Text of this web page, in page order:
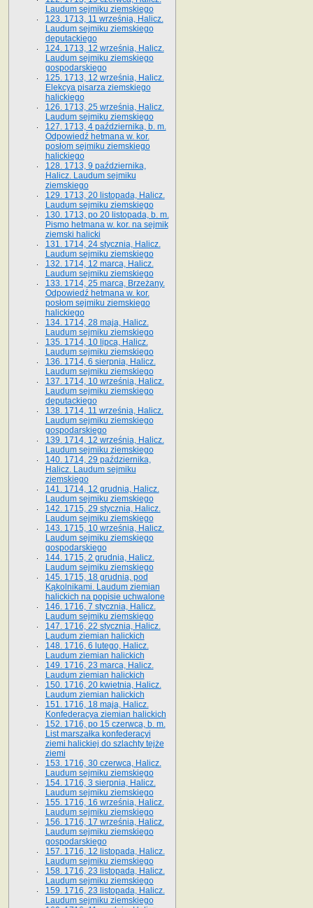
Laudum sejmiku ziemskiego
123. 1713, 11 września, Halicz.
Laudum sejmiku ziemskiego
deputackiego
124. 1713, 12 września, Halicz.
Laudum sejmiku ziemskiego
gospodarskiego
125. 1713, 12 września, Halicz.
Elekcya pisarza ziemskiego
halickiego
126. 1713, 25 września, Halicz.
Laudum sejmiku ziemskiego
127. 1713, 4 października, b. m.
Odpowiedź hetmana w. kor.
posłom sejmiku ziemskiego
halickiego
128. 1713, 9 października,
Halicz. Laudum sejmiku
ziemskiego
129. 1713, 20 listopada, Halicz.
Laudum sejmiku ziemskiego
130. 1713, po 20 listopada, b. m.
Pismo hetmana w. kor. na sejmik
ziemski halicki
131. 1714, 24 stycznia, Halicz.
Laudum sejmiku ziemskiego
132. 1714, 12 marca, Halicz.
Laudum sejmiku ziemskiego
133. 1714, 25 marca, Brzeżany.
Odpowiedź hetmana w. kor.
posłom sejmiku ziemskiego
halickiego
134. 1714, 28 maja, Halicz.
Laudum sejmiku ziemskiego
135. 1714, 10 lipca, Halicz.
Laudum sejmiku ziemskiego
136. 1714, 6 sierpnia, Halicz.
Laudum sejmiku ziemskiego
137. 1714, 10 września, Halicz.
Laudum sejmiku ziemskiego
deputackiego
138. 1714, 11 września, Halicz.
Laudum sejmiku ziemskiego
gospodarskiego
139. 1714, 12 września, Halicz.
Laudum sejmiku ziemskiego
140. 1714, 29 października,
Halicz. Laudum sejmiku
ziemskiego
141. 1714, 12 grudnia, Halicz.
Laudum sejmiku ziemskiego
142. 1715, 29 stycznia, Halicz.
Laudum sejmiku ziemskiego
143. 1715, 10 września, Halicz.
Laudum sejmiku ziemskiego
gospodarskiego
144. 1715, 2 grudnia, Halicz.
Laudum sejmiku ziemskiego
145. 1715, 18 grudnia, pod
Kąkolnikami. Laudum ziemian
halickich na popisie uchwalone
146. 1716, 7 stycznia, Halicz.
Laudum sejmiku ziemskiego
147. 1716, 22 stycznia, Halicz.
Laudum ziemian halickich
148. 1716, 6 lutego, Halicz.
Laudum ziemian halickich
149. 1716, 23 marca, Halicz.
Laudum ziemian halickich
150. 1716, 20 kwietnia, Halicz.
Laudum ziemian halickich
151. 1716, 18 maja, Halicz.
Konfederacya ziemian halickich
152. 1716, po 15 czerwca, b. m.
List marszałka konfederacyi
ziemi halickiej do szlachty tejże
ziemi
153. 1716, 30 czerwca, Halicz.
Laudum sejmiku ziemskiego
154. 1716, 3 sierpnia, Halicz.
Laudum sejmiku ziemskiego
155. 1716, 16 września, Halicz.
Laudum sejmiku ziemskiego
156. 1716, 17 września, Halicz.
Laudum sejmiku ziemskiego
gospodarskiego
157. 1716, 12 listopada, Halicz.
Laudum sejmiku ziemskiego
158. 1716, 23 listopada, Halicz.
Laudum sejmiku ziemskiego
159. 1716, 23 listopada, Halicz.
Laudum sejmiku ziemskiego